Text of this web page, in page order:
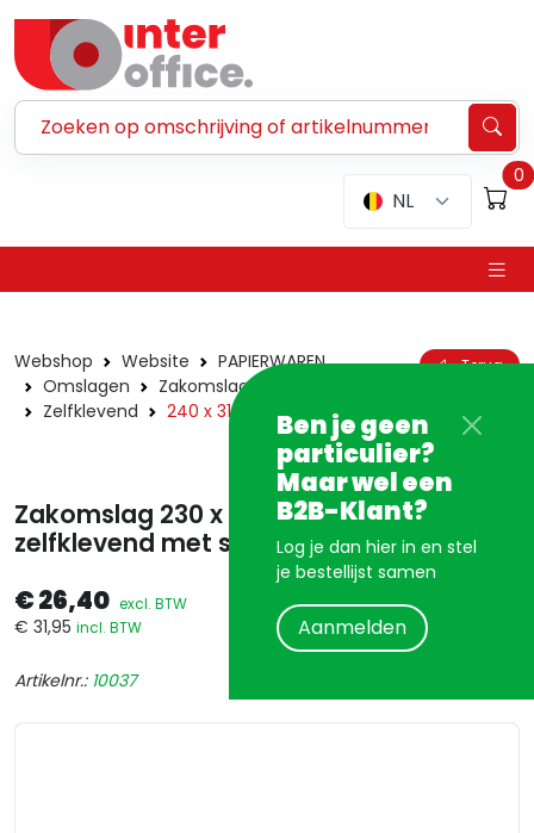
NL
0
Ben je geen
particulier?
Maar wel een
B2B-Klant?
Log je dan hier in en stel
je bestellijst samen
Aanmelden
Webshop Website
PAPIERWAREN
Omslagen
Zakomslagen
Zelfklevend
240 x 310
Terug
Zakomslag 230 x 310 mm 90 g
zelfklevend met strip gems doos/250
€ 26,40 excl. BTW
€ 31,95 incl. BTW
Artikelnr.: 10037